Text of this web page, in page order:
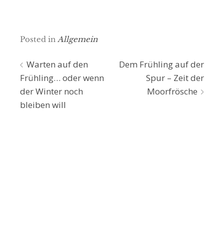
Posted in Allgemein
Beitragsnavigation
Warten auf den
Frühling… oder wenn
der Winter noch
bleiben will
Dem Frühling auf der
Spur – Zeit der
Moorfrösche